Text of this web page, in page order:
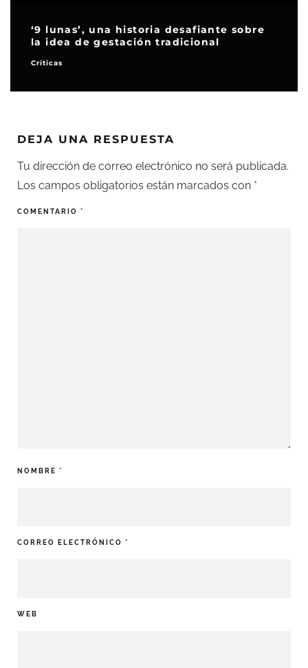
‘9 lunas’, una historia desafiante sobre
la idea de gestación tradicional
Críticas
DEJA UNA RESPUESTA
Tu dirección de correo electrónico no será publicada.
Los campos obligatorios están marcados con *
COMENTARIO *
NOMBRE *
CORREO ELECTRÓNICO *
WEB